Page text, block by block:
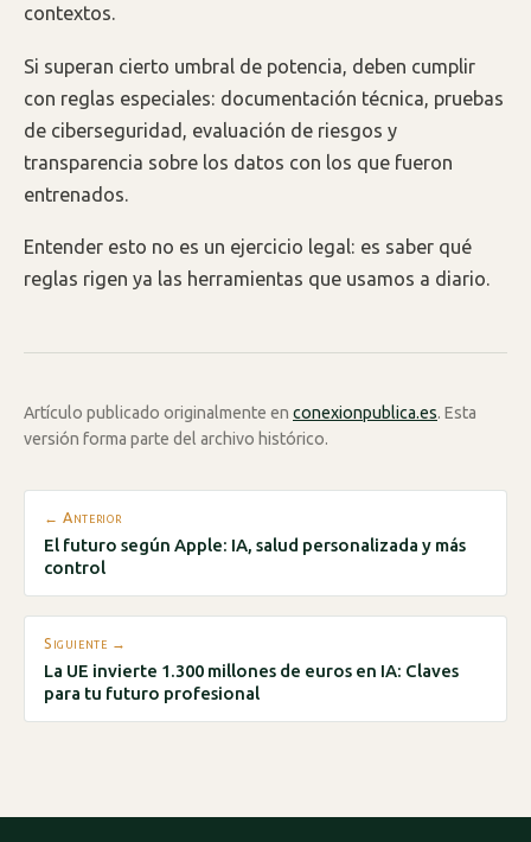
contextos.
Si superan cierto umbral de potencia, deben cumplir
con reglas especiales: documentación técnica, pruebas
de ciberseguridad, evaluación de riesgos y
transparencia sobre los datos con los que fueron
entrenados.
Entender esto no es un ejercicio legal: es saber qué
reglas rigen ya las herramientas que usamos a diario.
Artículo publicado originalmente en conexionpublica.es. Esta
versión forma parte del archivo histórico.
← Anterior
El futuro según Apple: IA, salud personalizada y más
control
Siguiente →
La UE invierte 1.300 millones de euros en IA: Claves
para tu futuro profesional